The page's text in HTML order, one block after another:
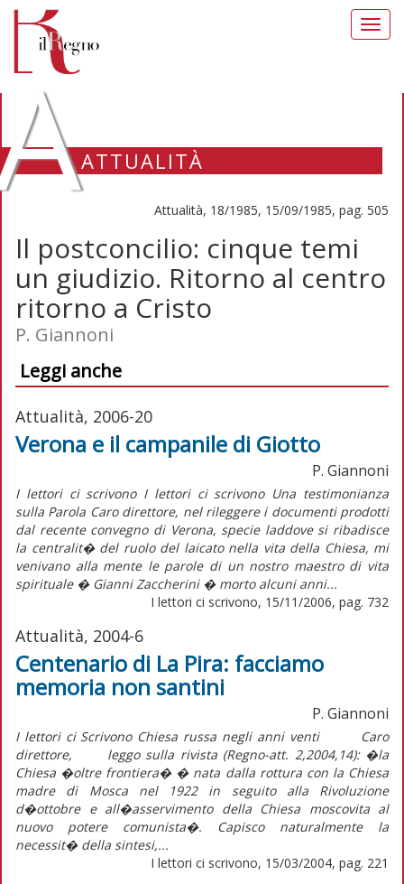
ATTUALITÀ
Attualità, 18/1985, 15/09/1985, pag. 505
Il postconcilio: cinque temi
un giudizio. Ritorno al centro
ritorno a Cristo
P. Giannoni
Leggi anche
Attualità, 2006-20
Verona e il campanile di Giotto
P. Giannoni
I lettori ci scrivono I lettori ci scrivono Una testimonianza
sulla Parola Caro direttore, nel rileggere i documenti prodotti
dal recente convegno di Verona, specie laddove si ribadisce
la centralit� del ruolo del laicato nella vita della Chiesa, mi
venivano alla mente le parole di un nostro maestro di vita
spirituale � Gianni Zaccherini � morto alcuni anni...
I lettori ci scrivono, 15/11/2006, pag. 732
Attualità, 2004-6
Centenario di La Pira: facciamo
memoria non santini
P. Giannoni
I lettori ci Scrivono Chiesa russa negli anni venti Caro
direttore, leggo sulla rivista (Regno-att. 2,2004,14): �la
Chiesa �oltre frontiera� � nata dalla rottura con la Chiesa
madre di Mosca nel 1922 in seguito alla Rivoluzione
d�ottobre e all�asservimento della Chiesa moscovita al
nuovo potere comunista�. Capisco naturalmente la
necessit� della sintesi,...
I lettori ci scrivono, 15/03/2004, pag. 221